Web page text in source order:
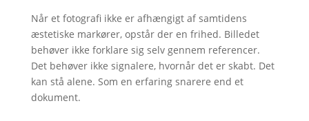
Når et fotografi ikke er afhængigt af samtidens
æstetiske markører, opstår der en frihed. Billedet
behøver ikke forklare sig selv gennem referencer.
Det behøver ikke signalere, hvornår det er skabt. Det
kan stå alene. Som en erfaring snarere end et
dokument.